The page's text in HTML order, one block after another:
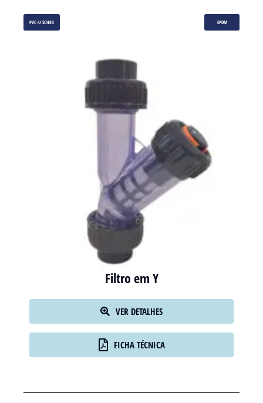
PVC-U SCH80 EPDM
Filtro em Y
VER DETALHES
FICHA TÉCNICA